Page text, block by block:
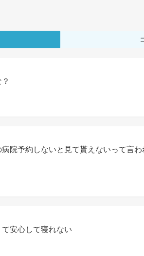
院予約しないと見て貰えないって言
安心して寝れない